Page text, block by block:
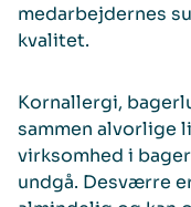
medarbejdernes
kvalitet.
Kornallergi,
sammen alvorlige
virksomhed i
undgå. Desværre